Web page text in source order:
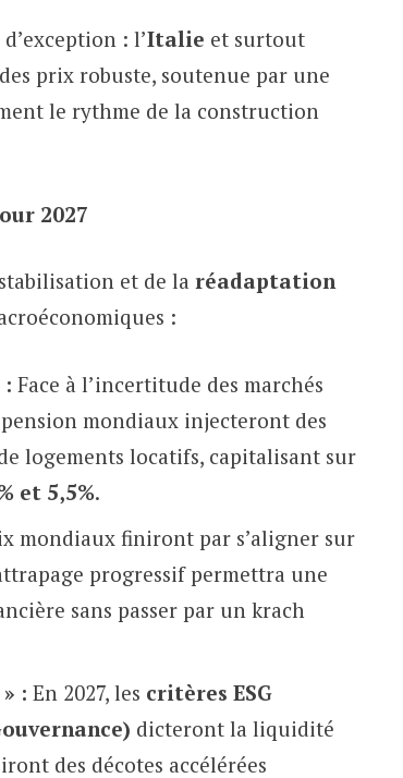
: l’Italie et surtout
prix robuste, soutenue par une
le rythme de la construction
2027
et de la réadaptation
:
Face à l’incertitude des marchés
mondiaux injecteront des
logements locatifs, capitalisant sur
et 5,5%.
mondiaux finiront par s’aligner sur
progressif permettra une
sans passer par un krach
: En 2027, les critères ESG
dicteront la liquidité
des décotes accélérées